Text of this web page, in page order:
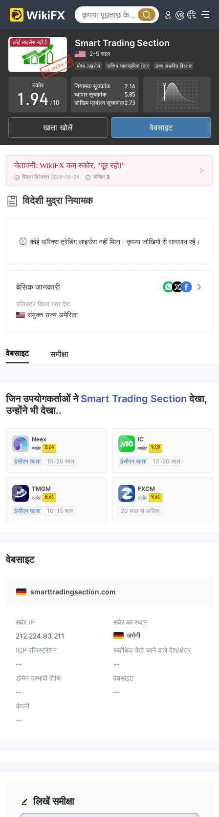
कोई लाइसेंस नहीं हैं Smart Trading Section
2-5 साल
योग्य लाइसेंस संदिग्ध व्यावसायिक क्षेत्र उच्च संभावित विस्तार
स्कोर
0
1
2
3
4
5
6
7
8
.
5
6
7
8
9
0
1
2
3
4
5
6
7
8
9
/10
नियामक सूचकांक
2.16
व्यापार सूचकांक
5.85
जोखिम प्रबंधन सूचकांक2.73
खाता खोलें वेबसाइट
चेतावनी: WikiFX कम स्कोर, "दूर रहो!"
पिछला डिटेक्शन 2026-08-08 जोखिम 2
विदेशी मुद्रा नियामक
कोई फ़ॉरेक्स ट्रेडिंग लाइसेंस नहीं मिला। कृपया जोखिमों से सावधान रहें।
बेसिक जानकारी
रजिस्टर किया गया देश
संयुक्त राज्य अमेरिका
कंपनी का नाम
वेबसाइट समीक्षा
जिन उपयोगकर्ताओं नेSmart Trading Sectionदेखा,
उन्होंने भी देखा..
Neex
स्कोर 8.64
ईसीएन खाता
15-20 साल
मार्केट मेकिंग (एमएम)
मुख्य-लेबल MT4
IC
स्कोर 9.09
ईसीएन खाता
15-20 साल
मार्केट मेकिंग (एमएम)
मुख्य-लेबल MT4
TMGM
स्कोर 8.61
ईसीएन खाता
10-15 साल
FXCM
स्कोर 9.41
20 साल से अधिक
वेबसाइट
smarttradingsection.com
सर्वर IP
212.224.93.211
सर्वर का स्थान
जर्मनी
ICP रजिस्ट्रेशन
--
सर्वाधिक देखे जाने वाले देश/क्षेत्र
--
डोमेन प्रभावी तिथि
--
वेबसाइट
--
कंपनी
--
लिखें समीक्षा